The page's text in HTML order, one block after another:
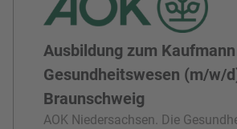
Ausbildung zum
Gesundheitswesen (m/w/
Braunschweig
AOK Niedersachsen. Die